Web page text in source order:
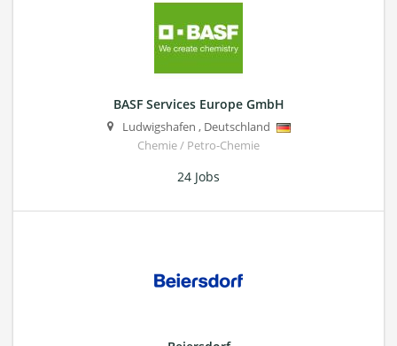
BASF Services Europe GmbH
Ludwigshafen , Deutschland
Chemie / Petro-Chemie
24 Jobs